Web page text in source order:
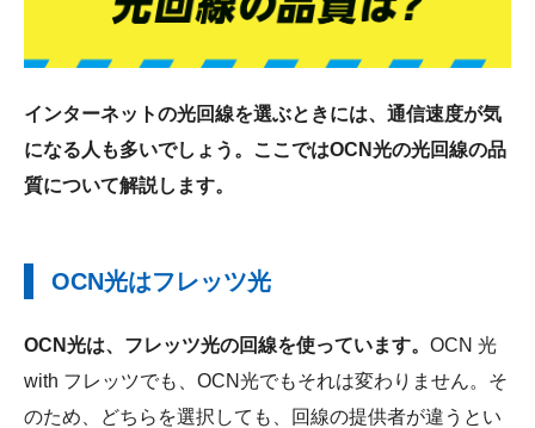
インターネットの光回線を選ぶときには、通信速度が気
になる人も多いでしょう。ここではOCN光の光回線の品
質について解説します。
OCN光はフレッツ光
OCN光は、フレッツ光の回線を使っています。 OCN 光
with フレッツでも、OCN光でもそれは変わりません。そ
のため、どちらを選択しても、回線の提供者が違うとい